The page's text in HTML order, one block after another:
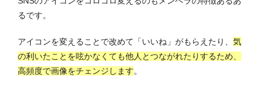
るです。
アイコンを変えることで改めて「いいね」がもらえたり、 気
の利いたことを呟かなくても他人とつながれたりするため、
高頻度で画像をチェンジします。